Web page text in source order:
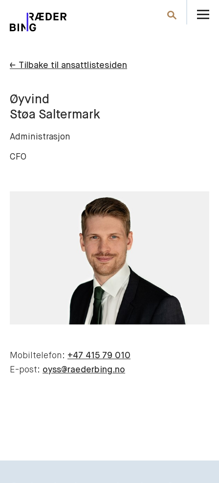
Søk
← Tilbake til ansattlistesiden
Øyvind
Støa Saltermark
Administrasjon
CFO
Mobiltelefon: +47 415 79 010
E-post: oyss@raederbing.no